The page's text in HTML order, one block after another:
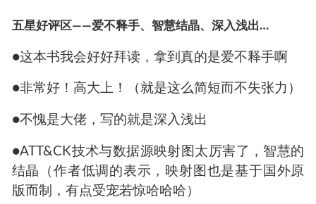
五星好评区——爱不释手、智慧结晶、深入浅出…
●这本书我会好好拜读，拿到真的是爱不释手啊
●非常好！高大上！（就是这么简短而不失张力）
●不愧是大佬，写的就是深入浅出
●ATT&CK技术与数据源映射图太厉害了，智慧的
结晶（作者低调的表示，映射图也是基于国外原
版而制，有点受宠若惊哈哈哈）